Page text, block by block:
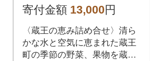
寄付金額 13,000円
〈蔵王の恵み詰め合せ〉清ら
かな水と空気に恵まれた蔵王
町の季節の野菜、果物を蔵王